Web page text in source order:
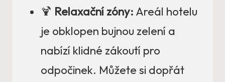
🍹 Relaxační zóny: Areál hotelu
je obklopen bujnou zelení a
nabízí klidné zákoutí pro
odpočinek. Můžete si dopřát